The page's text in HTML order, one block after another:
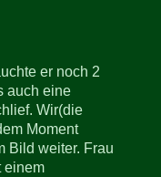
er noch 2
auch eine
Wir(die
Moment
Bild weiter. Frau
einem